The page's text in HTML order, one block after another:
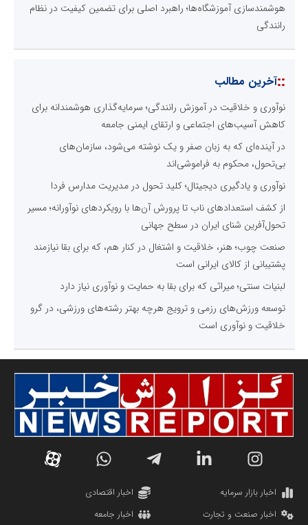
هوشمندسازی آموزشگاه‌ها؛ راهبرد اصلی برای تضمین کیفیت در نظام
رانندگی
::آخرین مطالب
نوآوری و خلاقیت در آموزش رانندگی؛ سرمایه‌گذاری هوشمندانه برای
کاهش آسیب‌های اجتماعی و ارتقای ایمنی جامعه
در آینده‌ای که به زبان صفر و یک نوشته می‌شود، سازمان‌های
بی‌تحول، محکوم به فراموشی‌اند
نوآوری و یادگیری دیجیتال؛ کلید تحول در مدیریت مدارس فردا
از کشف استعدادهای ناب تا پرورش آن‌ها با رویکردهای نوآورانه؛ مسیر
تحول‌آفرین شنای ایران در سطح جهانی
صنعت چوب؛ هنر، خلاقیت و اشتغال در کنار هم، که برای بقا نیازمند
پشتیبانی از کالای ایرانی است
لبنیات سنتی؛ میراثی که برای بقا به حمایت و نوآوری نیاز دارد
توسعه ورزش‌های رزمی و ترویج هرچه بهتر رشته‌های ورزشی، در گرو
خلاقیت و نوآوری است
اخبار بازار سرمایه
اخبار اقتصادی
اخبار صنعت و تجارت
اخبار جامعه